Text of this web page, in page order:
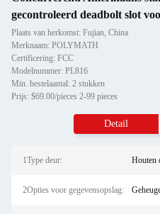
gecontroleerd deadbolt slot
Plaats van herkomst: Fujian, China
Merknaam: POLYMATH
Certificering: FCC
Modelnummer: PL816
Min. bestelaantal: 2 stukken
Prijs: $69.00/pieces 2-99 pieces
Detail
1Type deur: Houten
2Opties voor gegevensopslag: